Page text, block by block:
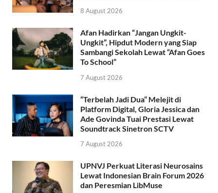
8 August 2026
Afan Hadirkan “Jangan Ungkit-
Ungkit”, Hipdut Modern yang Siap
Sambangi Sekolah Lewat “Afan Goes
To School”
7 August 2026
“Terbelah Jadi Dua” Melejit di
Platform Digital, Gloria Jessica dan
Ade Govinda Tuai Prestasi Lewat
Soundtrack Sinetron SCTV
7 August 2026
UPNVJ Perkuat Literasi Neurosains
Lewat Indonesian Brain Forum 2026
dan Peresmian LibMuse